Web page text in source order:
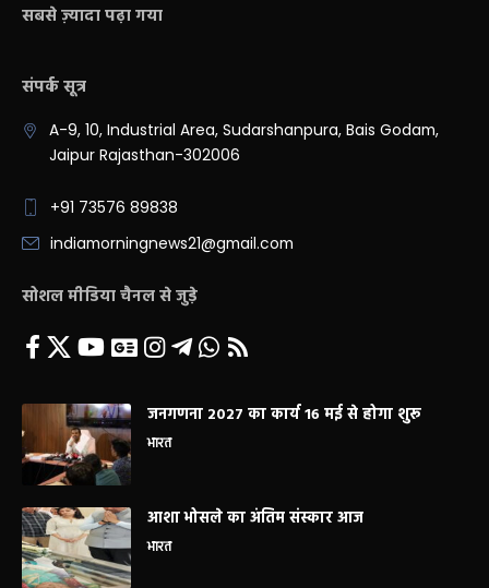
सबसे ज़्यादा पढ़ा गया
संपर्क सूत्र
A-9, 10, Industrial Area, Sudarshanpura, Bais Godam,
Jaipur Rajasthan-302006
+91 73576 89838
indiamorningnews21@gmail.com
सोशल मीडिया चैनल से जुड़े
जनगणना 2027 का कार्य 16 मई से होगा शुरू
भारत
आशा भोसले का अंतिम संस्कार आज
भारत